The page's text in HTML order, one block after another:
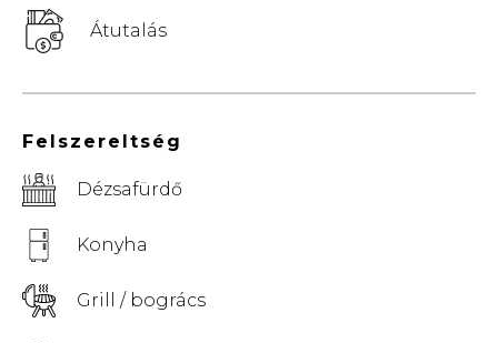
Felszereltség
Dézsafürdő
Konyha
Grill / bogrács
Átutalás